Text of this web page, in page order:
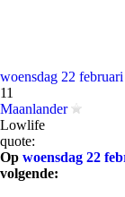
woensdag 22
11
Maanlander
Lowlife
quote:
Op woensdag 22
volgende: